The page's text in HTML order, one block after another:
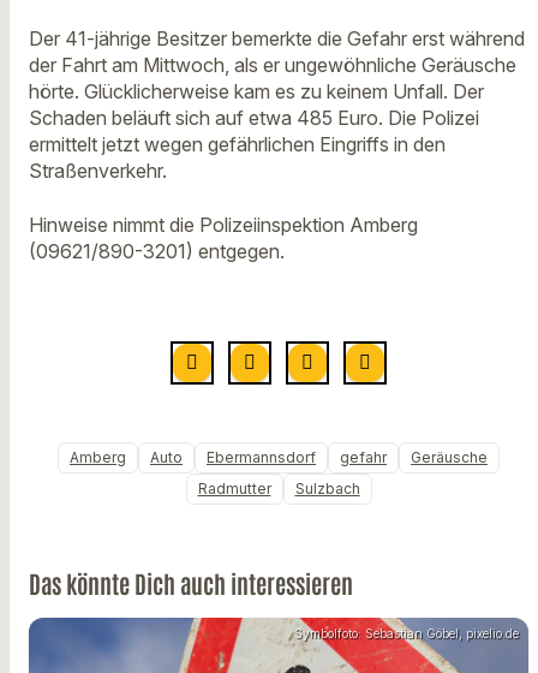
Der 41-jährige Besitzer bemerkte die Gefahr erst während
der Fahrt am Mittwoch, als er ungewöhnliche Geräusche
hörte. Glücklicherweise kam es zu keinem Unfall. Der
Schaden beläuft sich auf etwa 485 Euro. Die Polizei
ermittelt jetzt wegen gefährlichen Eingriffs in den
Straßenverkehr.
Hinweise nimmt die Polizeiinspektion Amberg
(09621/890-3201) entgegen.
Amberg Auto Ebermannsdorf gefahr
Geräusche
Radmutter
Sulzbach
Das könnte Dich auch interessieren
Symbolfoto: Sebastian Göbel, pixelio.de